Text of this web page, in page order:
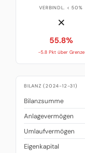
VERBINDL. < 50%
✗
55.8%
-5.8 Pkt über Grenze
BILANZ (2024-12-31)
Bilanzsumme
Anlagevermögen
Umlaufvermögen
Eigenkapital